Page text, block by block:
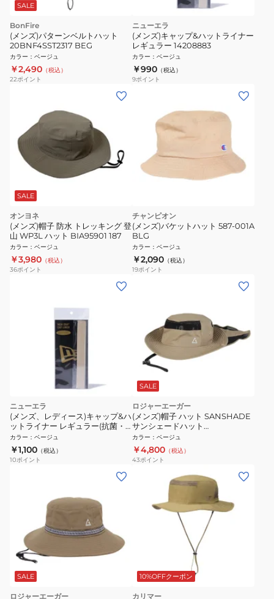
SALE
BonFire
(メンズ)パターンベルトハット
20BNF4SST2317 BEG
カラー ： ベージュ
￥2,490 （税込）
22ポイント
ニューエラ
(メンズ)キャップ&ハットライナー
レギュラー 14208883
カラー ： ベージュ
￥990 （税込）
9ポイント
SALE
オンヨネ
(メンズ)帽子 防水 トレッキング 登
山 WP3L ハット BIA95901 187
カラー ： ベージュ
￥3,980 （税込）
36ポイント
チャンピオン
(メンズ)バケットハット 587-001A
BLG
カラー ： ベージュ
￥2,090 （税込）
19ポイント
ニューエラ
(メンズ、レディース)キャップ&ハ
ットライナー レギュラー(抗菌・
消臭) 14521881
カラー ： ベージュ
￥1,100 （税込）
10ポイント
SALE
ロジャーエーガー
(メンズ)帽子 ハット SANSHADE
サンシェードハット
RE25SST5700018 BEG ベージュ
UV対策 接触冷感
カラー ： ベージュ
￥4,800 （税込）
43ポイント
SALE
ロジャーエーガー
10%OFFクーポン
カリマー